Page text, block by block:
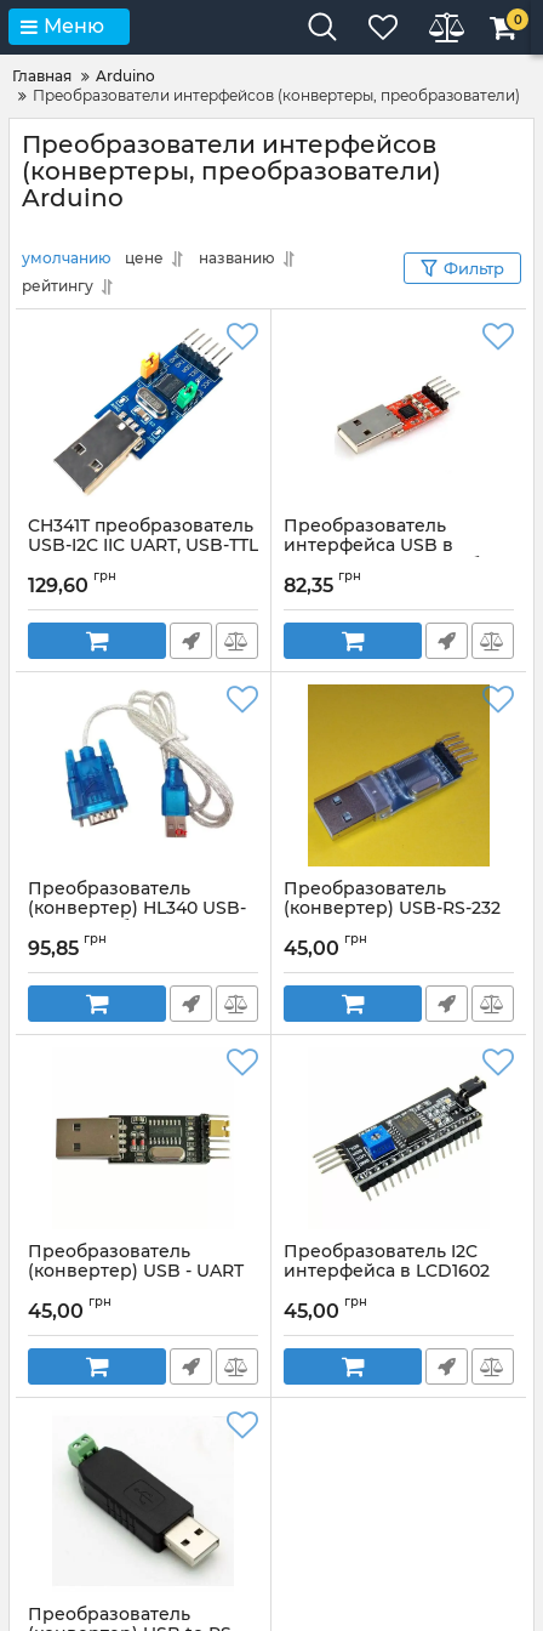
Меню 0
Главная
Arduino
Преобразователи интерфейсов (конвертеры, преобразователи)
Преобразователи интерфейсов
(конвертеры, преобразователи)
Arduino
умолчанию цене
названию
рейтингу
Фильтр
CH341T преобразователь
USB-I2C IIC UART, USB-TTL
129,60 грн
Преобразователь
интерфейса USB в
интерфейс UART на базе
чипа CP2102
Артикул: cp2102
82,35 грн
Преобразователь
(конвертер) HL340 USB-
RS232 с кабелем
95,85 грн
Преобразователь
(конвертер) USB-RS-232
Артикул:
USB - RS-232 TTL
45,00 грн
Преобразователь
(конвертер) USB - UART
Артикул: USB_UART_CH340
45,00 грн
Преобразователь I2C
интерфейса в LCD1602
45,00 грн
Преобразователь